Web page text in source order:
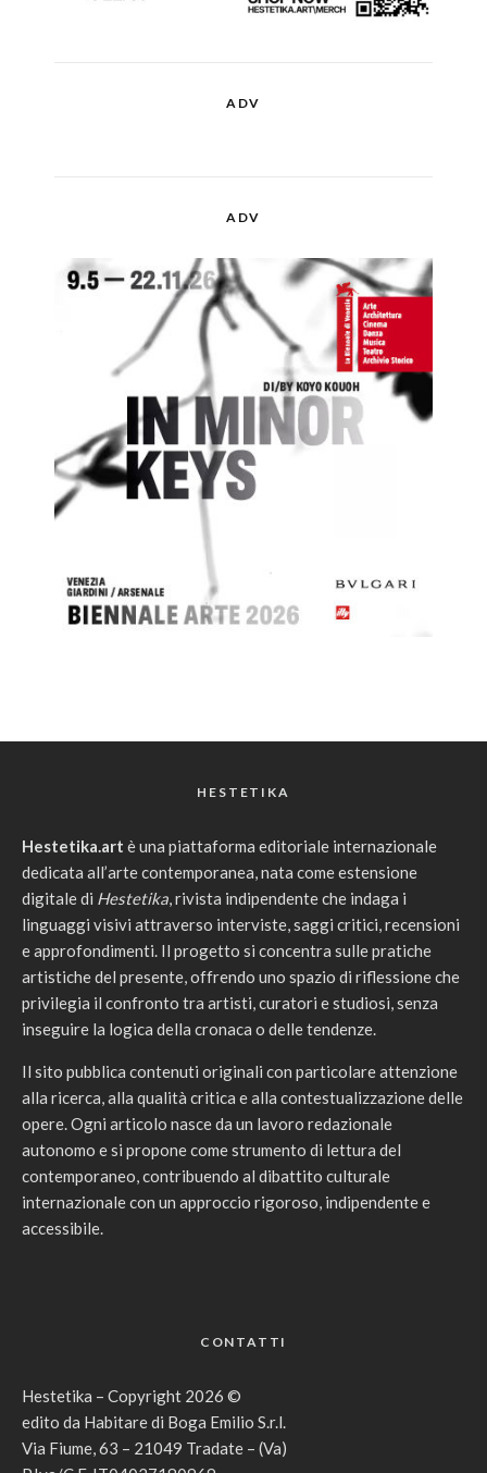
ADV
ADV
HESTETIKA
Hestetika.art è una piattaforma editoriale internazionale
dedicata all’arte contemporanea, nata come estensione
digitale di Hestetika, rivista indipendente che indaga i
linguaggi visivi attraverso interviste, saggi critici, recensioni
e approfondimenti. Il progetto si concentra sulle pratiche
artistiche del presente, offrendo uno spazio di riflessione che
privilegia il confronto tra artisti, curatori e studiosi, senza
inseguire la logica della cronaca o delle tendenze.
Il sito pubblica contenuti originali con particolare attenzione
alla ricerca, alla qualità critica e alla contestualizzazione delle
opere. Ogni articolo nasce da un lavoro redazionale
autonomo e si propone come strumento di lettura del
contemporaneo, contribuendo al dibattito culturale
internazionale con un approccio rigoroso, indipendente e
accessibile.
CONTATTI
Hestetika – Copyright 2026 ©
edito da Habitare di Boga Emilio S.r.l.
Via Fiume, 63 – 21049 Tradate – (Va)